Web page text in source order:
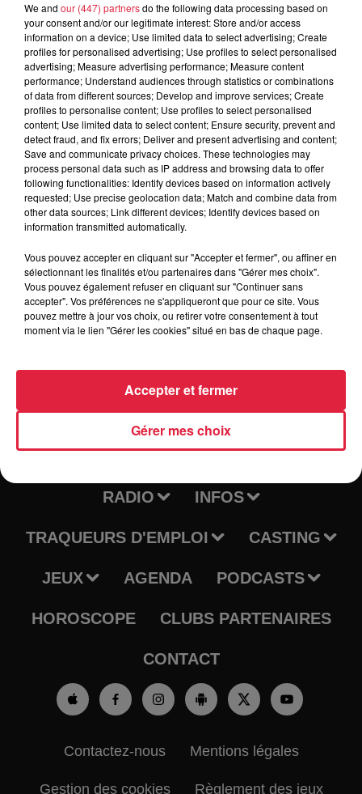
Ajouter à votre calendrier
Date
du15 novembre 2019 à 0h00
au 15 novembre 2019 à 0h00
Lieu Le Fil d'Eau - La WANTZENAU (67)
Tarif Gratuit
RADIO INFOS
TRAQUEURS D'EMPLOI CASTING
JEUX AGENDA PODCASTS
HOROSCOPE CLUBS PARTENAIRES
CONTACT
Contactez-nous Mentions légales
Gestion des cookies Règlement des jeux
We and our (447) partnersdo the following data processing based on
your consent and/or our legitimate interest: Store and/or access
information on a device; Use limited data to select advertising; Create
profiles for personalised advertising; Use profiles to select personalised
advertising; Measure advertising performance; Measure content
performance; Understand audiences through statistics or combinations
of data from different sources; Develop and improve services; Create
profiles to personalise content; Use profiles to select personalised
content; Use limited data to select content; Ensure security, prevent and
detect fraud, and fix errors; Deliver and present advertising and content;
Save and communicate privacy choices. These technologies may
process personal data such as IP address and browsing data to offer
following functionalities: Identify devices based on information actively
requested; Use precise geolocation data; Match and combine data from
other data sources; Link different devices; Identify devices based on
information transmitted automatically.
Vous pouvez accepter en cliquant sur "Accepter et fermer", ou affiner en
sélectionnant les finalités et/ou partenaires dans "Gérer mes choix".
Vous pouvez également refuser en cliquant sur "Continuer sans
accepter". Vos préférences ne s'appliqueront que pour ce site. Vous
pouvez mettre à jour vos choix, ou retirer votre consentement à tout
moment via le lien "Gérer les cookies" situé en bas de chaque page.
Gérer mes choix
Accepter et fermer